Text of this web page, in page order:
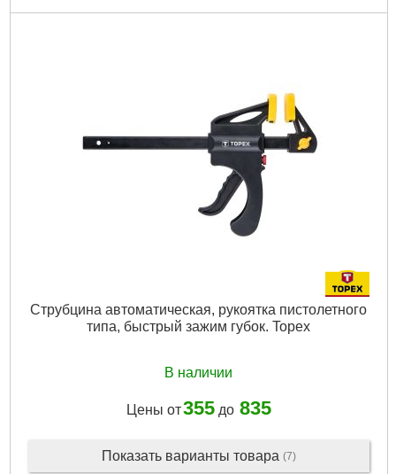
Код товара: 17.31.44
Струбцина автоматическая, рукоятка пистолетного
типа, быстрый зажим губок. Topex
В наличии
Цены от355до 835
Показать варианты товара (7)